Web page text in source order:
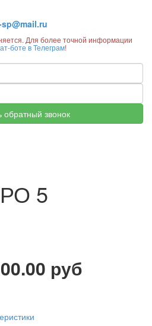
Для более точной информации
боте в Телеграм!
обратный звонок
5
руб